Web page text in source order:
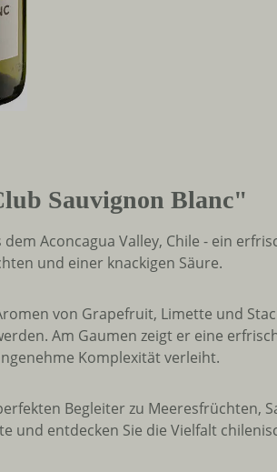
Sauvignon Blanc"
dem Aconcagua Valley, Chile - ein
und einer knackigen Säure.
von Grapefruit, Limette und
Am Gaumen zeigt er eine
Komplexität verleiht.
Begleiter zu Meeresfrüchten,
und entdecken Sie die Vielfalt